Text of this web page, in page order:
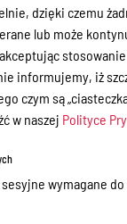
Powiatudzięki czemu
lub może
informujemy, iż
czym są
w naszej Polityce
wymagane